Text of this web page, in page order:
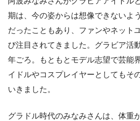
期は、今の姿からは想像できないよ
だったこともあり、ファンやネット
び注目されてきました。グラビア活
年ごろ。もともとモデル志望で芸能
イドルやコスプレイヤーとしてもそ
いきました。
グラドル時代のみなみさんは、体重